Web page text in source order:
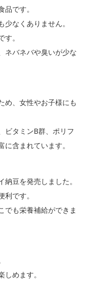
です。
なくありません。
。
ネバネバや臭いが少な
め、女性やお子様にも
ビタミンB群、ポリフ
含まれています。
豆を発売しました。
です。
でも栄養補給ができま
めます。